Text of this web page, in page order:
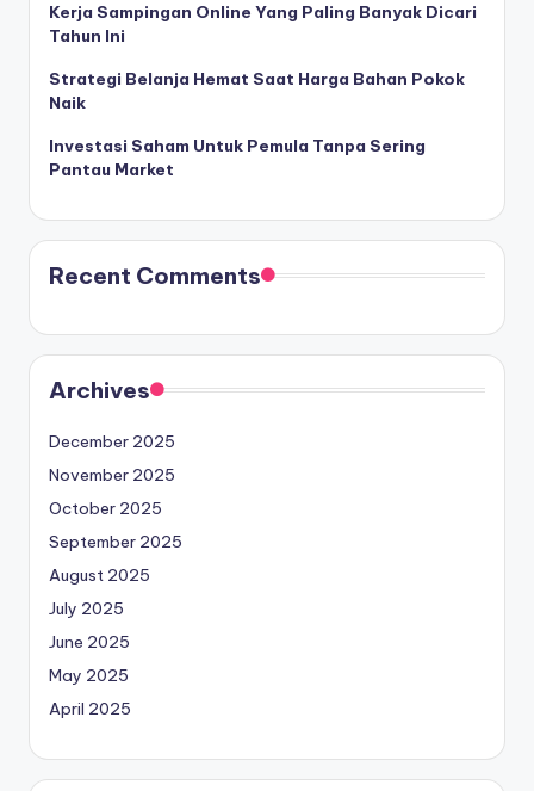
Kerja Sampingan Online Yang Paling Banyak Dicari
Tahun Ini
Strategi Belanja Hemat Saat Harga Bahan Pokok
Naik
Investasi Saham Untuk Pemula Tanpa Sering
Pantau Market
Recent Comments
Archives
December 2025
November 2025
October 2025
September 2025
August 2025
July 2025
June 2025
May 2025
April 2025